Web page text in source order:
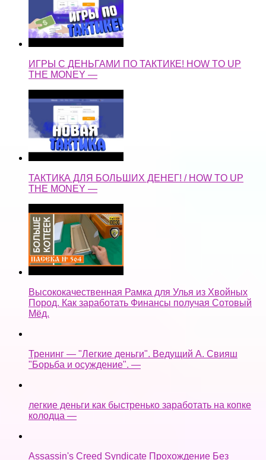
ИГРЫ С ДЕНЬГАМИ ПО ТАКТИКЕ! HOW TO UP
THE MONEY —
ТАКТИКА ДЛЯ БОЛЬШИХ ДЕНЕГ! / HOW TO UP
THE MONEY —
Высококачественная Рамка для Улья из Хвойных
Пород. Как заработать Финансы получая Сотовый
Мёд.
Тренинг — "Легкие деньги". Ведущий А. Свияш
"Борьба и осуждение". —
легкие деньги как быстренько заработать на копке
колодца —
Assassin's Creed Syndicate Прохождение Без